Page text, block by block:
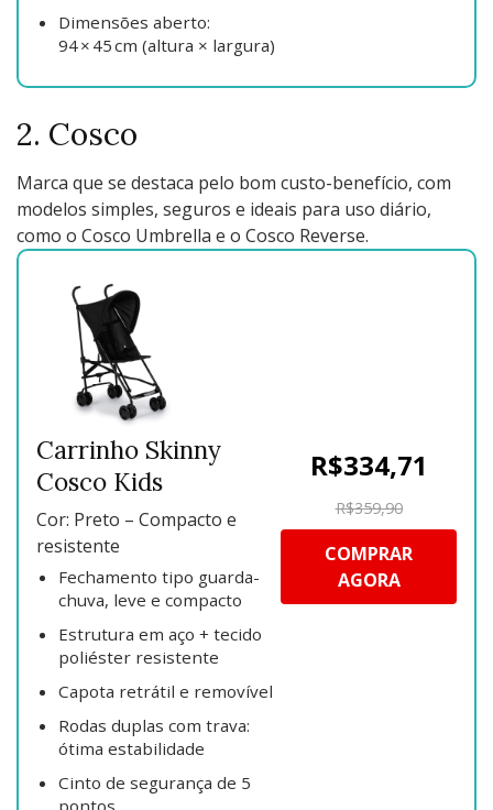
Dimensões aberto:
94 × 45 cm (altura × largura)
2. Cosco
Marca que se destaca pelo bom custo-benefício, com
modelos simples, seguros e ideais para uso diário,
como o Cosco Umbrella e o Cosco Reverse.
Carrinho Skinny
Cosco Kids
Cor: Preto – Compacto e
resistente
Fechamento tipo guarda-
chuva, leve e compacto
Estrutura em aço + tecido
poliéster resistente
Capota retrátil e removível
Rodas duplas com trava:
ótima estabilidade
Cinto de segurança de 5
pontos
R$334,71
R$359,90
COMPRAR
AGORA